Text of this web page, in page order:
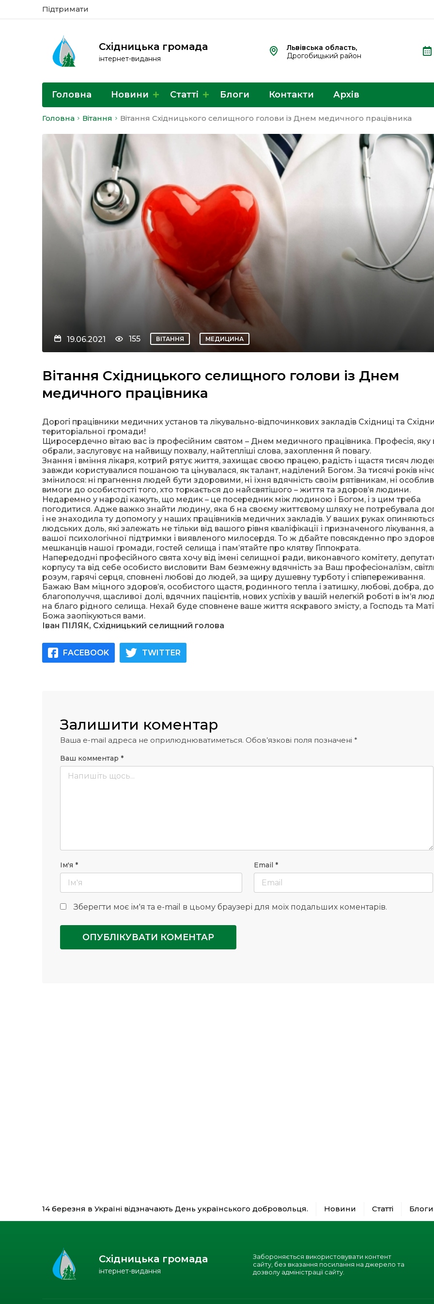
Підтримати
Східницька громада
інтернет-видання
Львівська область,
Дрогобицький район
Головна Новини Статті Блоги Контакти Архів
Головна Вітання Вітання Східницького селищного голови із Днем медичного працівника
19.06.2021 155 ВІТАННЯ МЕДИЦИНА
Вітання Східницького селищного голови із Днем
медичного працівника
Дорогі працівники медичних установ та лікувально-відпочинкових закладів Східниці та
територіальної громади!
Щиросердечно вітаю вас із професійним святом – Днем медичного працівника. Професія, яку
обрали, заслуговує на найвищу похвалу, найтепліші слова, захоплення й повагу.
Знання і вміння лікаря, котрий рятує життя, захищає своєю працею, радість і щастя тисяч
завжди користувалися пошаною та цінувалася, як талант, наділений Богом. За тисячі років
змінилося: ні прагнення людей бути здоровими, ні їхня вдячність своїм рятівникам, ні
вимоги до особистості того, хто торкається до найсвятішого – життя та здоров’я людини.
Недаремно у народі кажуть, що медик – це посередник між людиною і Богом, і з цим треба
погодитися. Адже важко знайти людину, яка б на своєму життєвому шляху не потребувала
і не знаходила ту допомогу у наших працівників медичних закладів. У ваших руках
людських доль, які залежать не тільки від вашого рівня кваліфікації і призначеного лікування,
вашої психологічної підтримки і виявленого милосердя. То ж дбайте повсякденно про
мешканців нашої громади, гостей селища і пам’ятайте про клятву Гіппократа.
Напередодні професійного свята хочу від імені селищної ради, виконавчого комітету,
корпусу та від себе особисто висловити Вам безмежну вдячність за Ваш професіоналізм,
розум, гарячі серця, сповнені любові до людей, за щиру душевну турботу і співпереживання.
Бажаю Вам міцного здоров’я, особистого щастя, родинного тепла і затишку, любові, добра,
благополуччя, щасливої долі, вдячних пацієнтів, нових успіхів у вашій нелегкій роботі в ім’я
на благо рідного селища. Нехай буде сповнене ваше життя яскравого змісту, а Господь та
Божа заопікуються вами.
Іван ПІЛЯК, Східницький селищний голова
FACEBOOK TWITTER
Залишити коментар
Ваша e-mail адреса не оприлюднюватиметься. Обов’язкові поля позначені *
Ваш комментар *
Ім'я * Email *
Зберегти моє ім'я та e-mail в цьому браузері для моїх подальших коментарів.
14 березня в Україні відзначають День українського добровольця. Новини Статті Блоги
Східницька громада
інтернет-видання
Забороняється використовувати контент
сайту, без вказання посилання на джерело та
дозволу адміністрації сайту.